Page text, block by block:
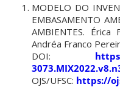
MODELO DO
EMBASAMENTO
AMBIENTES.
Andréa Franco
DOI:
OJS/UFSC: https://